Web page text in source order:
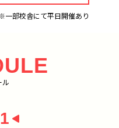
一部校舎にて平日開催あり
ル